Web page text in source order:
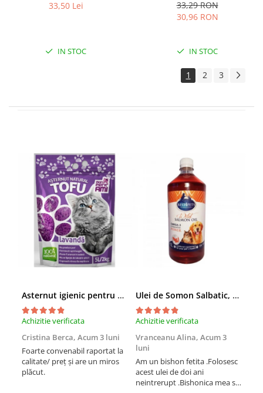
33,50 Lei
IN STOC
blana, 400 g
33,29 RON
30,96 RON
IN STOC
1 2 3
Asternut igienic pentru pisici Tofu Lavanda, Mon Petit 5 l
Achizitie verificata
Cristina Berca, Acum 3 luni
Foarte convenabil raportat la
calitate/ preț și are un miros
plăcut.
Ulei de Somon Salbatic, câini și pisici, piele si blană, BEST4PETS, 1l
Achizitie verificata
Vranceanu Alina, Acum 3
luni
Am un bishon fetita .Folosesc
acest ulei de doi ani
neintrerupt .Bishonica mea se